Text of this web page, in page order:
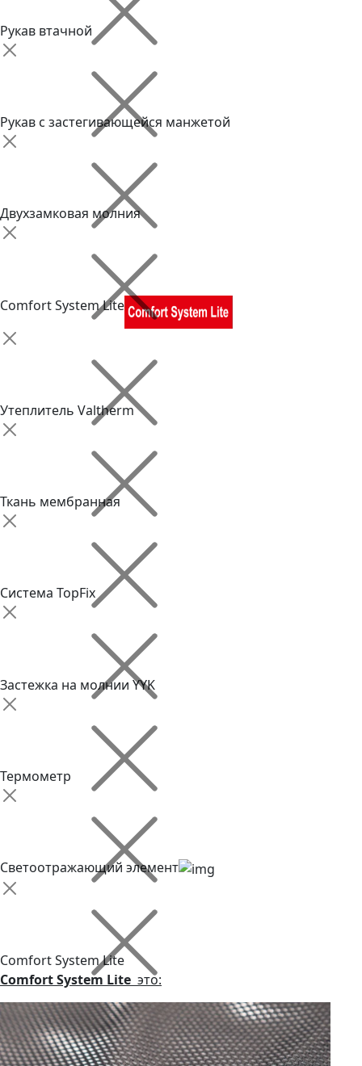
Рукав втачной
Рукав с застегивающейся манжетой
Двухзамковая молния
Comfort System Lite
Утеплитель Valtherm
Ткань мембранная
Система TopFix
Застежка на молнии YYK
Термометр
Светоотражающий элемент
Comfort System Lite
Comfort System Lite это: